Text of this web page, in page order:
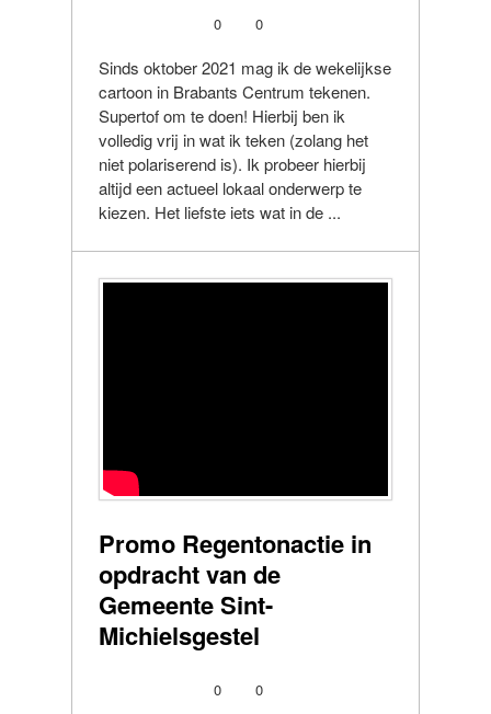
0 0
Sinds oktober 2021 mag ik de wekelijkse
cartoon in Brabants Centrum tekenen.
Supertof om te doen! Hierbij ben ik
volledig vrij in wat ik teken (zolang het
niet polariserend is). Ik probeer hierbij
altijd een actueel lokaal onderwerp te
kiezen. Het liefste iets wat in de ...
Promo Regentonactie in
opdracht van de
Gemeente Sint-
Michielsgestel
0 0